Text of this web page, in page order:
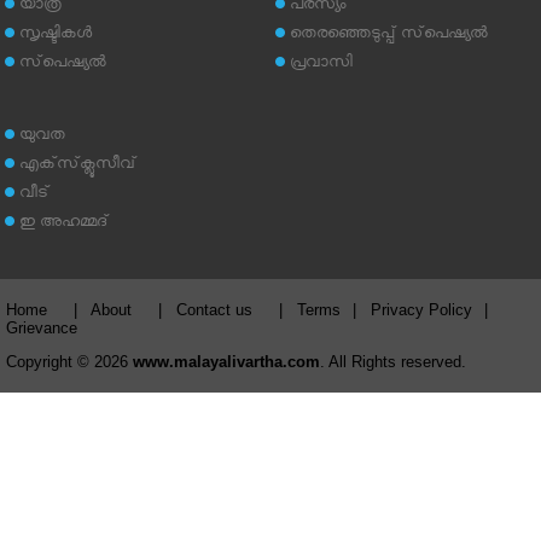
യാത്ര
സൃഷ്ടികള്‍
സ്‌പെഷ്യല്‍
പരസ്യം
തെരഞ്ഞെടുപ്പ് സ്‌പെഷ്യല്‍
പ്രവാസി
യുവത
എക്‌സ്‌ക്ലൂസീവ്
വീട്
ഇ അഹമ്മദ്‌
Home About Contact us Terms Privacy Policy
Grievance
Copyright © 2026 www.malayalivartha.com . All Rights reserved.